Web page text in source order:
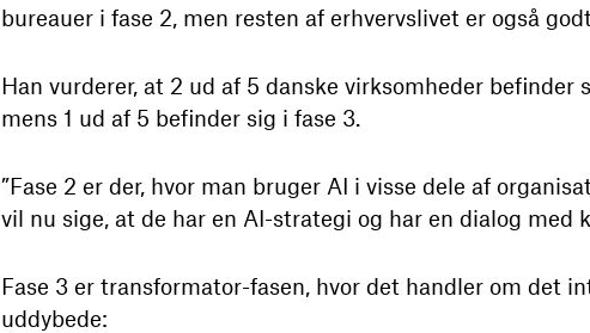
bureauer i fase 2, men resten af erhvervslivet er også
Han vurderer, at 2 ud af 5 danske virksomheder befinder
mens 1 ud af 5 befinder sig i fase 3.
”Fase 2 er der, hvor man bruger AI i visse dele af
vil nu sige, at de har en AI-strategi og har en dialog med
Fase 3 er transformator-fasen, hvor det handler om det
uddybede: